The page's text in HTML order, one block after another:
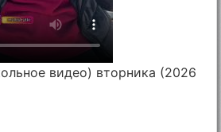
видео) вторника (2026